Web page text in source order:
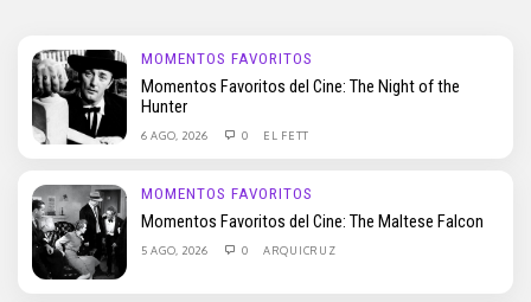
MOMENTOS FAVORITOS
Momentos Favoritos del Cine: The Night of the
Hunter
6 AGO, 2026 0 EL FETT
MOMENTOS FAVORITOS
Momentos Favoritos del Cine: The Maltese Falcon
5 AGO, 2026 0 ARQUICRUZ